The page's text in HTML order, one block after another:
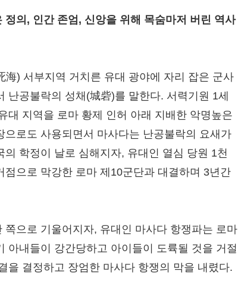
정의, 인간 존엄, 신앙을 위해 목숨마저 버린 역사
海) 서부지역 거치른 유대 광야에 자리 잡은 군사
난공불락의 성채(城砦)를 말한다. 서력기원 1세
대 지역을 로마 황제 인허 아래 지배한 악명높은
으로도 사용되면서 마사다는 난공불락의 요새가
의 학정이 날로 심해지자, 유대인 열심 당원 1천
점으로 막강한 로마 제10군단과 대결하며 3년간
쪽으로 기울어지자, 유대인 마사다 항쟁파는 로마
아내들이 강간당하고 아이들이 도륙될 것을 거절
을 결정하고 장엄한 마사다 항쟁의 막을 내렸다.